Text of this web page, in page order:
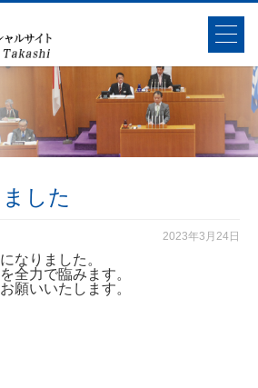
した
2023年3月24日
なりました。
全力で臨みます。
願いいたします。